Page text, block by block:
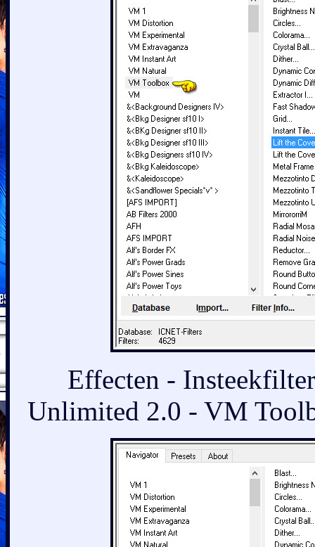
Effecten -
Unlimited 2.0 - VM